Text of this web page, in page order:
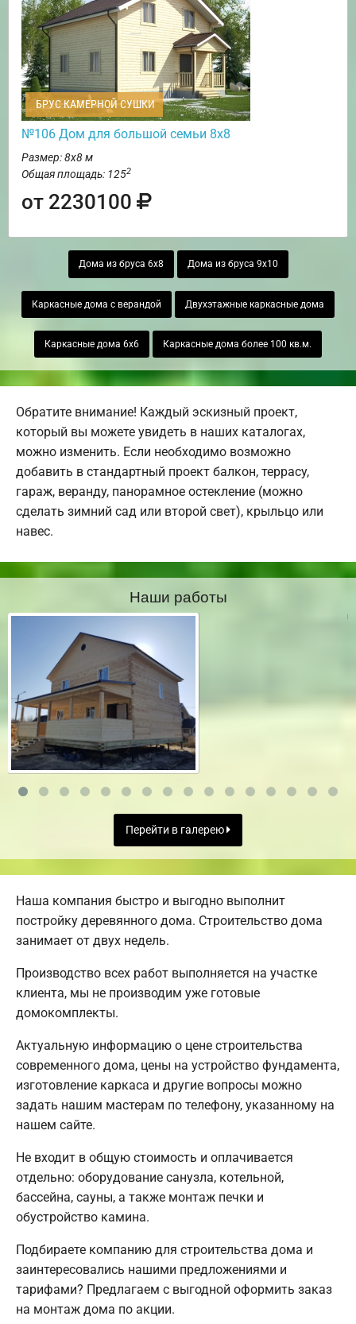
БРУС КАМЕРНОЙ СУШКИ
№106 Дом для большой семьи 8х8
Размер: 8х8 м
Общая площадь: 1252
от 2230100
Дома из бруса 6х8 Дома из бруса 9х10
Каркасные дома с верандой Двухэтажные каркасные дома
Каркасные дома 6х6 Каркасные дома более 100 кв.м.
Обратите внимание! Каждый эскизный проект,
который вы можете увидеть в наших каталогах,
можно изменить. Если необходимо возможно
добавить в стандартный проект балкон, террасу,
гараж, веранду, панорамное остекление (можно
сделать зимний сад или второй свет), крыльцо или
навес.
Наши работы
Перейти в галерею
Наша компания быстро и выгодно выполнит
постройку деревянного дома. Строительство дома
занимает от двух недель.
Производство всех работ выполняется на участке
клиента, мы не производим уже готовые
домокомплекты.
Актуальную информацию о цене строительства
современного дома, цены на устройство фундамента,
изготовление каркаса и другие вопросы можно
задать нашим мастерам по телефону, указанному на
нашем сайте.
Не входит в общую стоимость и оплачивается
отдельно: оборудование санузла, котельной,
бассейна, сауны, а также монтаж печки и
обустройство камина.
Подбираете компанию для строительства дома и
заинтересовались нашими предложениями и
тарифами? Предлагаем с выгодной оформить заказ
на монтаж дома по акции.